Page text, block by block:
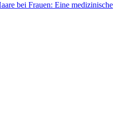
bei Frauen: Eine medizinische